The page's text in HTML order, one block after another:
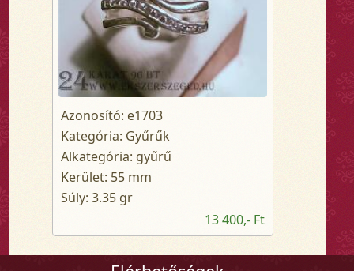
Azonosító: e1703
Kategória: Gyűrűk
Alkategória: gyűrű
Kerület: 55 mm
Súly: 3.35 gr
13 400,- Ft